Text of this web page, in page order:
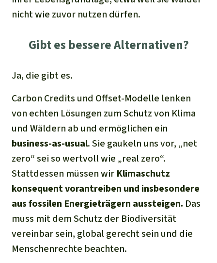
nicht wie zuvor nutzen dürfen.
Gibt es bessere Alternativen?
Ja, die gibt es.
Carbon Credits und Offset-Modelle lenken
von echten Lösungen zum Schutz von Klima
und Wäldern ab und ermöglichen ein
business-as-usual. Sie gaukeln uns vor, „net
zero“ sei so wertvoll wie „real zero“.
Stattdessen müssen wir Klimaschutz
konsequent vorantreiben und insbesondere
aus fossilen Energieträgern aussteigen. Das
muss mit dem Schutz der Biodiversität
vereinbar sein, global gerecht sein und die
Menschenrechte beachten.